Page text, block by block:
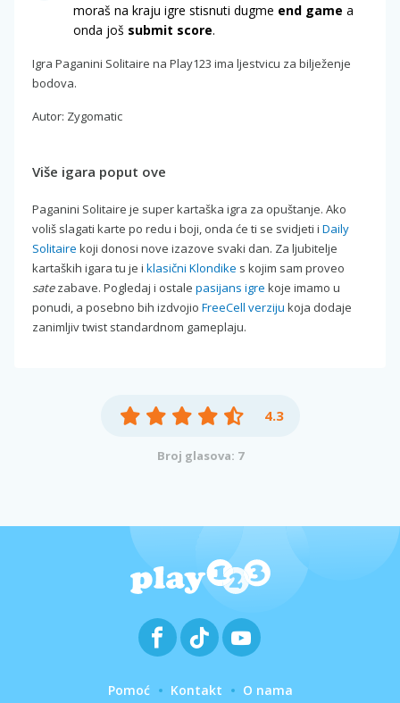
moraš na kraju igre stisnuti dugme end game a
onda još submit score.
Igra Paganini Solitaire na Play123 ima ljestvicu za bilježenje
bodova.
Autor: Zygomatic
Više igara poput ove
Paganini Solitaire je super kartaška igra za opuštanje. Ako
voliš slagati karte po redu i boji, onda će ti se svidjeti i Daily
Solitaire koji donosi nove izazove svaki dan. Za ljubitelje
kartaških igara tu je i klasični Klondike s kojim sam proveo
satezabave. Pogledaj i ostale pasijans igre koje imamo u
ponudi, a posebno bih izdvojio FreeCell verziju koja dodaje
zanimljiv twist standardnom gameplaju.
4.3
Broj glasova: 7
Pomoć Kontakt O nama